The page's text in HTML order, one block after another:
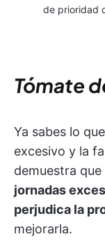
de prioridad
Tómate
Ya sabes lo
excesivo y la
demuestra que
jornadas
perjudica la
mejorarla.